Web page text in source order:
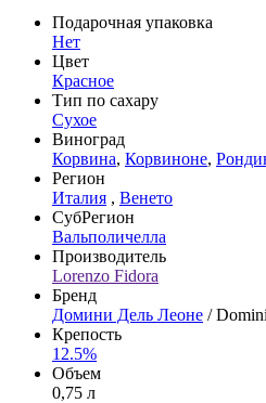
Подарочная упаковка
Нет
Цвет
Красное
Тип по сахару
Сухое
Виноград
Корвина, Корвиноне,
Регион
Италия , Венето
СубРегион
Вальполичелла
Производитель
Lorenzo Fidora
Бренд
Домини Дель Леоне /
Крепость
12.5%
Объем
0,75 л